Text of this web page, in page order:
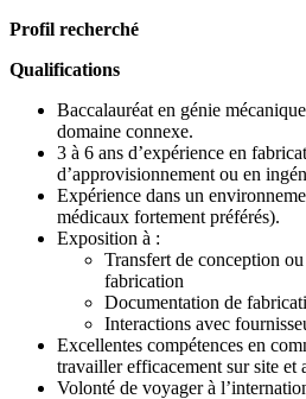
Profil recherché
Qualifications
Baccalauréat en génie
domaine connexe.
3 à 6 ans d’expérience en
d’approvisionnement ou en
Expérience dans un
médicaux fortement préférés).
Exposition à :
Transfert de conception
fabrication
Documentation de
Interactions avec
Excellentes compétences en
travailler efficacement sur site et
Volonté de voyager à